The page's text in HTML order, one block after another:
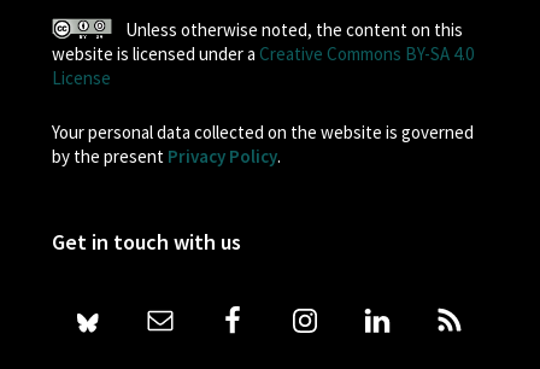
Unless otherwise noted, the content on this
website is licensed under a Creative Commons BY-SA 4.0
License
Your personal data collected on the website is governed
by the present Privacy Policy.
Get in touch with us